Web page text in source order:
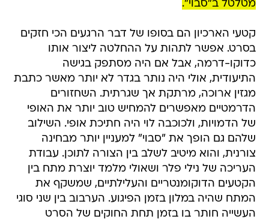
מטלטל ב"סבוי".
קטעי הארכיון הם בסופו של דבר הרגעים הכי חזקים
בסרט. אפשר לתהות על ההחלטה ליצור אותו
כדוקו-דרמה, אבל אם היה מסתפק בגישה
התיעודית, אולי היה נותר בגדר לא יותר מאשר כתבת
מגזין ארוכה, מרתקת אך שגרתית. השחזורים
הדרמטיים מאפשרים להמחיש טוב יותר את האופי
של הדמויות, ולכוכבה לוי היה חתיכת אופי. השילוב
שלהם גם הופך את "סבוי" למעניין יותר מבחינה
צורנית, והוא מיטיב לשלב בין הצורה לתוכן. עבודת
העריכה של נילי פלר ושאולי מלמד יוצרת מתח בין
הקטעים הדוקומנטריים והעלילתיים, שמשקף את
המתח שהיה במלון בזמן הפיגוע. הערבוב בין שני סוגי
העשייה חותר בו בזמן תחת החוקים של הסרט